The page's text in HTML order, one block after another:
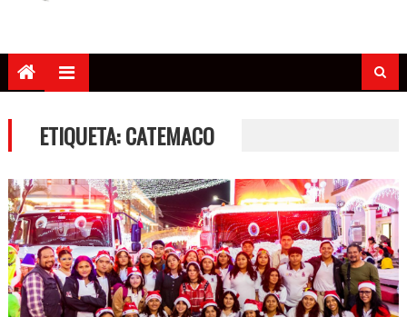
ETIQUETA:CATEMACO